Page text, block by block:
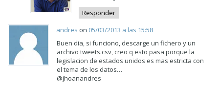
Responder
andres on 05/03/2013 a las 15:58
Buen dia, si funciono, descarge un fichero y un
archivo tweets.csv, creo q esto pasa porque la
legislacion de estados unidos es mas estricta con
el tema de los datos…
@jhoanandres